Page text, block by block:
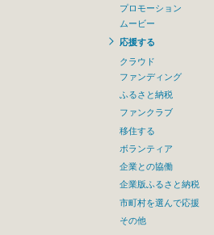
プロモーション
ムービー
応援する
クラウド
ファンディング
ふるさと納税
ファンクラブ
移住する
ボランティア
企業との協働
企業版ふるさと納税
市町村を選んで応援
その他